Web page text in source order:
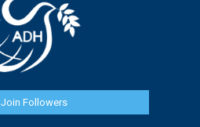
Join Followers